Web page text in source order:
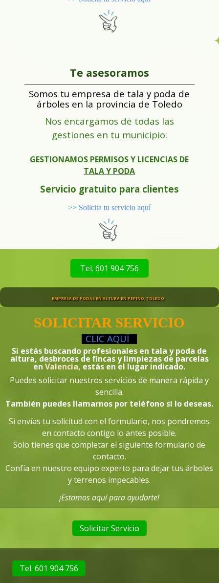
Te asesoramos
Somos tu empresa de tala y poda de
árboles en la provincia de Toledo
Nos encargamos de todas las
gestiones en tu municipio:
GESTIONAMOS PERMISOS Y LICENCIAS DE
TALA Y PODA
Servicio gratuito para clientes
>> Solicita tu servicio aquí
Tel. 601 904 756
EMPRESA DE PODAS EN ALTURA EN PEPINO, TOLEDO
SOLICITAR SERVICIO
CLICAQUÍ
Si estás buscando profesionales en tala y poda de
altura, desbroces de fincas y limpiezas de parcelas
enValencia, estás en el lugar indicado.
Puedes solicitar nuestros servicios de manera rápida y
sencilla.
También puedes llamarnos por teléfono si lo deseas.
Si envías tu solicitud con el formulario, nos pondremos
en contacto contigo lo antes posible.
Solo tienes que completar el siguiente formulario de
contacto.
Confía en nuestro equipo experto para dejar tus árboles
y terrenos impecables.
¡Estamos aquí para ayudarte!
Solicitar Servicio
Tel. 601 904 756